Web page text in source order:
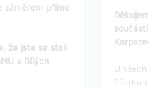
záměrem přímo
že jste se stali
v Bílých
U
částku